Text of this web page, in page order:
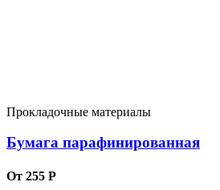
Прокладочные материалы
Бумага парафинированная
От 255 Р